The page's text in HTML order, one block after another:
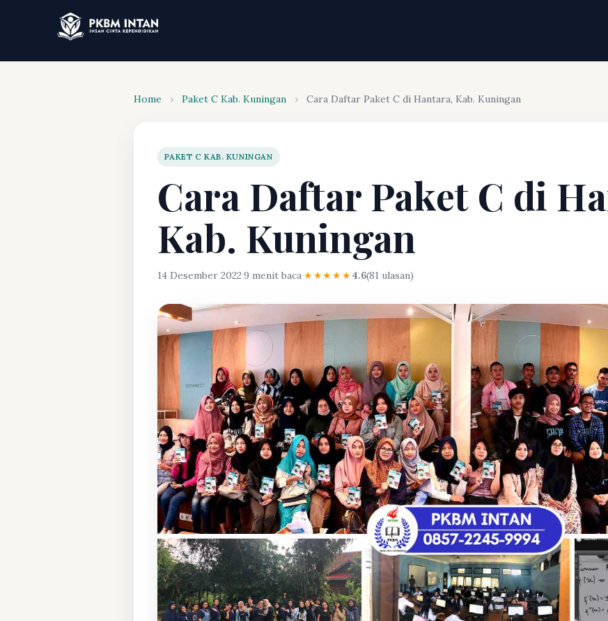
Home › Paket C Kab. Kuningan › Cara Daftar Paket C di Hantara, Kab. Kuningan
PAKET C KAB. KUNINGAN
Cara Daftar Paket C di
Kab. Kuningan
14 Desember 2022·9 menit baca·★★★★★4.6(81 ulasan)